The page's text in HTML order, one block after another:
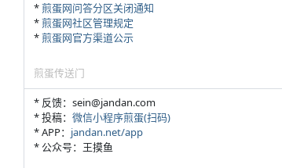
*煎蛋网问答分区关闭通知
*煎蛋网社区管理规定
*煎蛋网官方渠道公示
煎蛋传送门
* 反馈：sein@jandan.com
* 投稿： 微信小程序煎蛋(扫码)
* APP： jandan.net/app
* 公众号：王摸鱼